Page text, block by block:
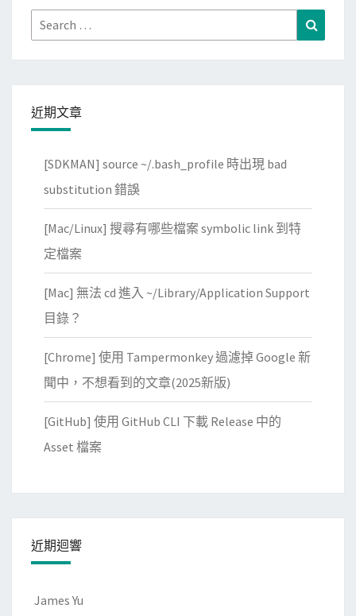
Search
for:
近期文章
[SDKMAN] source ~/.bash_profile 時出現 bad
substitution 錯誤
[Mac/Linux] 搜尋有哪些檔案 symbolic link 到特
定檔案
[Mac] 無法 cd 進入 ~/Library/Application Support
目錄？
[Chrome] 使用 Tampermonkey 過濾掉 Google 新
聞中，不想看到的文章(2025新版)
[GitHub] 使用 GitHub CLI 下載 Release 中的
Asset 檔案
近期迴響
James Yu